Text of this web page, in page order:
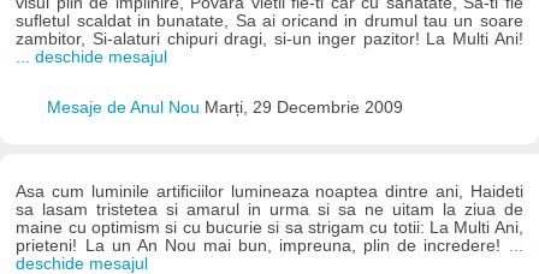
sufletul scaldat in bunatate, Sa ai oricand in drumul tau un soare
zambitor, Si-alaturi chipuri dragi, si-un inger pazitor! La Multi Ani!
... deschide mesajul
Mesaje de Anul Nou Marți, 29 Decembrie 2009
Asa cum luminile artificiilor lumineaza noaptea dintre ani, Haideti
sa lasam tristetea si amarul in urma si sa ne uitam la ziua de
maine cu optimism si cu bucurie si sa strigam cu totii: La Multi Ani,
prieteni! La un An Nou mai bun, impreuna, plin de incredere!
deschide mesajul